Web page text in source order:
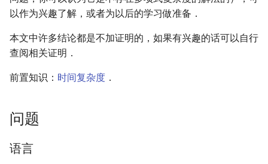
搜
索
如何参与
OI Wiki 不是什么
F.A.Q.
镜像站列表
题型
学习路线
常见错误
常见技巧
出题
VS Code
Atom
评测工具 Cena
CCR Plus
命令行
WSL (Windows 10)
Special Judge
Generator
Validator
变量
运算
C++ 标准库 STL 算法
bitset
C++ 进阶
值类别
重载运算符
Python 速成
Java 速成
枚举
模拟
排序
冒泡排序
插入排序
前缀和 & 差分
BFS（搜索）
双向搜索
迭代加深搜索
IDA*
记忆化搜索
背包 DP
树形 DP
状压 DP
斜率优化
四边形不等式优化
标准库
字符串匹配
前缀函数与 KMP 算法
Boyer–Moore 算法
数字系统 平衡三进制
格雷码
位操作
快速幂
置换和排列
素数
最大公约数
快速傅里叶变换
快速数论变换
容斥原理
斐波那契数列
内积和外积
矩阵
环论
域论
随机变量
随机变量的数字特征
零和游戏
非公平组合游戏
高斯消元
牛顿迭代法
队列
链表
堆
配对堆
左偏树
块状数据结构
块状链表
树分块
李超线段树
猫树
Splay 树
WBLT
可持久化块状数组
可持久化平衡树
线段树套平衡树
树状数组套权值线段树
Euler Tour Tree
Top Tree
图的存储
DFS（图论）
树的中心
树的重心
有向无环图
拓扑排序
k 短路
同余最短路
最小直径生成树
割点和桥
圆方树
最小割
费用流
二分图最大权匹配
一般图最大匹配
三维计算几何基础
距离
凸包
扫描线
整体二分
莫队算法
带修改莫队
树上莫队
爬山算法
模拟退火
判定问题
功能性问题
非确定性图灵机
多带图灵机
括号序列
线段树与离线询问
以作为兴趣了解，或者为以后的学习做准备．
本文中许多结论都是不加证明的，如果有兴趣的话可以自行
查阅相关证明．
前置知识： 时间复杂度 ．
问题
语言